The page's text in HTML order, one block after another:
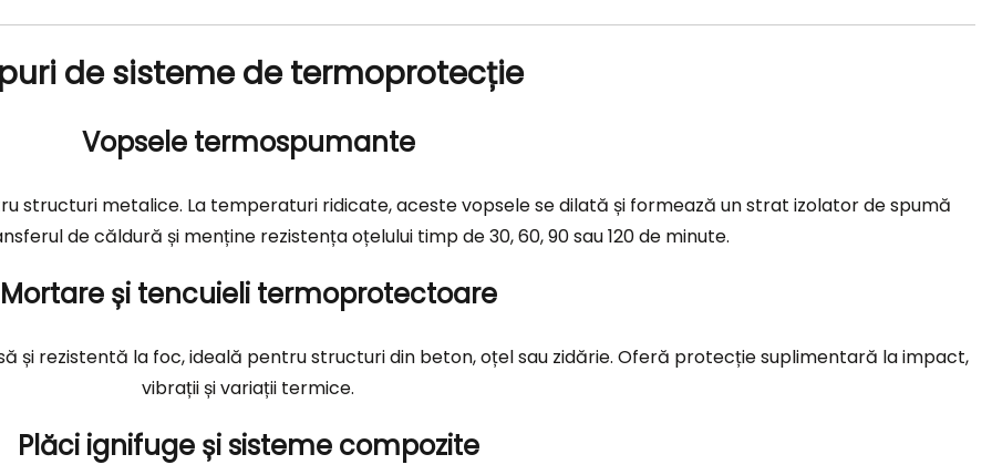
de sisteme de termoprotecție
Vopsele termospumante
structuri metalice. La temperaturi ridicate, aceste vopsele se dilată și formează un strat izolator de spumă
de căldură și menține rezistența oțelului timp de 30, 60, 90 sau 120 de minute.
Mortare și tencuieli termoprotectoare
și rezistentă la foc, ideală pentru structuri din beton, oțel sau zidărie. Oferă protecție suplimentară la impact,
vibrații și variații termice.
Plăci ignifuge și sisteme compozite